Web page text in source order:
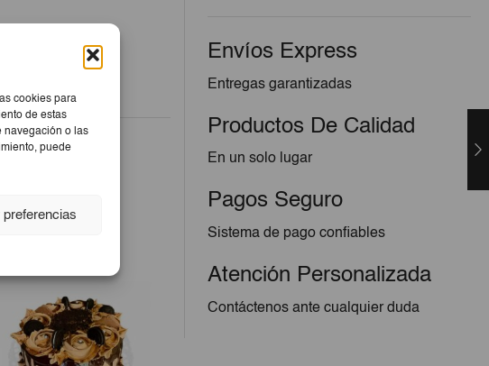
cookies para
de estas
navegación o las
puede
preferencias
Envíos Express
Entregas garantizadas
Productos De Calidad
En un solo lugar
Pagos Seguro
Sistema de pago confiables
Atención Personalizada
Contáctenos ante cualquier duda